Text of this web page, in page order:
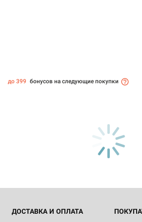
до 399 бонусов на следующие покупки
ДОСТАВКА И ОПЛАТА